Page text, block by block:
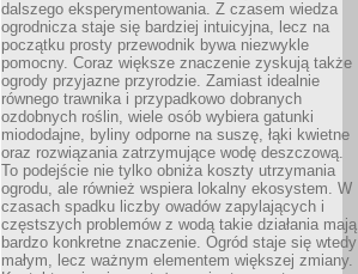
dalszego eksperymentowania. Z czasem wiedza
ogrodnicza staje się bardziej intuicyjna, lecz na
początku prosty przewodnik bywa niezwykle
pomocny. Coraz większe znaczenie zyskują także
ogrody przyjazne przyrodzie. Zamiast idealnie
równego trawnika i przypadkowo dobranych
ozdobnych roślin, wiele osób wybiera gatunki
miododajne, byliny odporne na suszę, łąki kwietne
oraz rozwiązania zatrzymujące wodę deszczową.
To podejście nie tylko obniża koszty utrzymania
ogrodu, ale również wspiera lokalny ekosystem. W
czasach spadku liczby owadów zapylających i
częstszych problemów z wodą takie działania mają
bardzo konkretne znaczenie. Ogród staje się wtedy
małym, lecz ważnym elementem większej zmiany.